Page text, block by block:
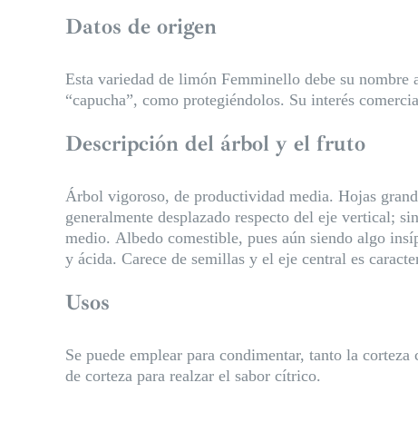
Datos de origen
Esta variedad de limón Femminello debe su
“capucha”, como protegiéndolos. Su interés
Descripción del árbol y el fruto
Árbol vigoroso, de productividad media. Hojas
generalmente desplazado respecto del eje vertical;
medio. Albedo comestible, pues aún siendo algo
y ácida. Carece de semillas y el eje central es
Usos
Se puede emplear para condimentar, tanto la
de corteza para realzar el sabor cítrico.